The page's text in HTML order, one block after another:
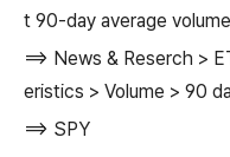
t 90-day average
==> News & Reserch >
eristics > Volume > 90
==> SPY